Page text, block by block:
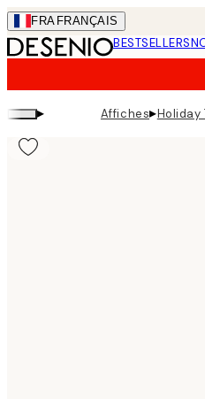
Skip
to
main
FRA FRANÇAIS
BESTSELLERS
▸ Affiches▸Holiday